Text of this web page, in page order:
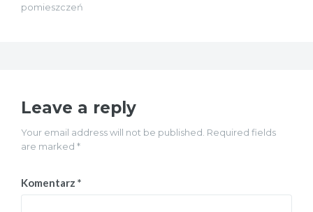
pomieszczeń
Leave a reply
Your email address will not be published. Required fields
are marked *
Komentarz *